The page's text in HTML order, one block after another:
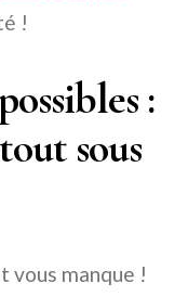
!
:
sous
vous manque !